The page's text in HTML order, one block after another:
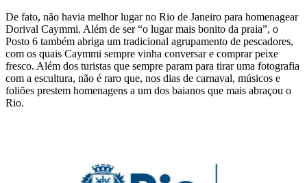
De fato, não havia melhor lugar no Rio de Janeiro para homenagear
Dorival Caymmi. Além de ser “o lugar mais bonito da praia”, o
Posto 6 também abriga um tradicional agrupamento de pescadores,
com os quais Caymmi sempre vinha conversar e comprar peixe
fresco. Além dos turistas que sempre param para tirar uma fotografia
com a escultura, não é raro que, nos dias de carnaval, músicos e
foliões prestem homenagens a um dos baianos que mais abraçou o
Rio.